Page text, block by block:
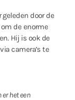
door de
de enorme
Hij is ook de
camera’s te
er het een